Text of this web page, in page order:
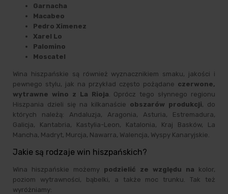
Garnacha
Macabeo
Pedro Ximenez
Xarel Lo
Palomino
Moscatel
Wina hiszpańskie są również wyznacznikiem smaku, jakości i
pewnego stylu, jak na przykład często pożądane czerwone,
wytrawne wino z La Rioja . Oprócz tego słynnego regionu
Hiszpania dzieli się na kilkanaście obszarów produkcji, do
których należą: Andaluzja, Aragonia, Asturia, Estremadura,
Galicja, Kantabria, Kastylia-Leon, Katalonia, Kraj Basków, La
Mancha, Madryt, Murcja, Nawarra, Walencja, Wyspy Kanaryjskie.
Jakie są rodzaje win hiszpańskich?
Wina hiszpańskie możemy podzielić ze względu na kolor,
poziom wytrawności, bąbelki, a także moc trunku. Tak też
wyróżniamy: